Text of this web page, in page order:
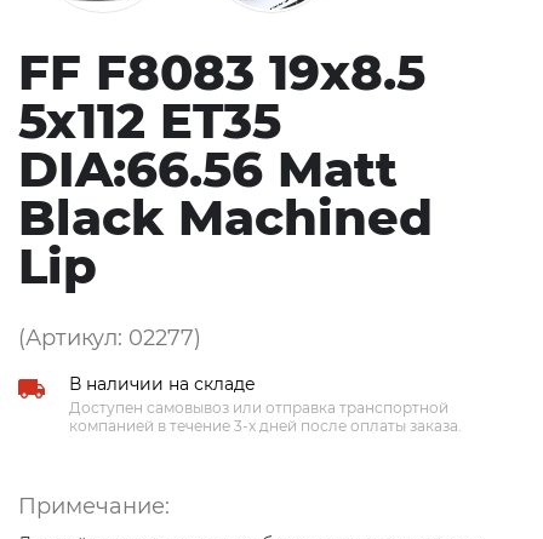
FF F8083 19x8.5
5x112 ET35
DIA:66.56 Matt
Black Machined
Lip
(Артикул: 02277)
В наличии на складе
Доступен самовывоз или отправка транспортной
компанией в течение 3-х дней после оплаты заказа.
Примечание: